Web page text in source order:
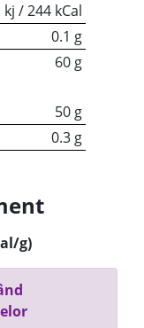
kj / 244 kCal
0.1 g
60 g
50 g
0.3 g
g)